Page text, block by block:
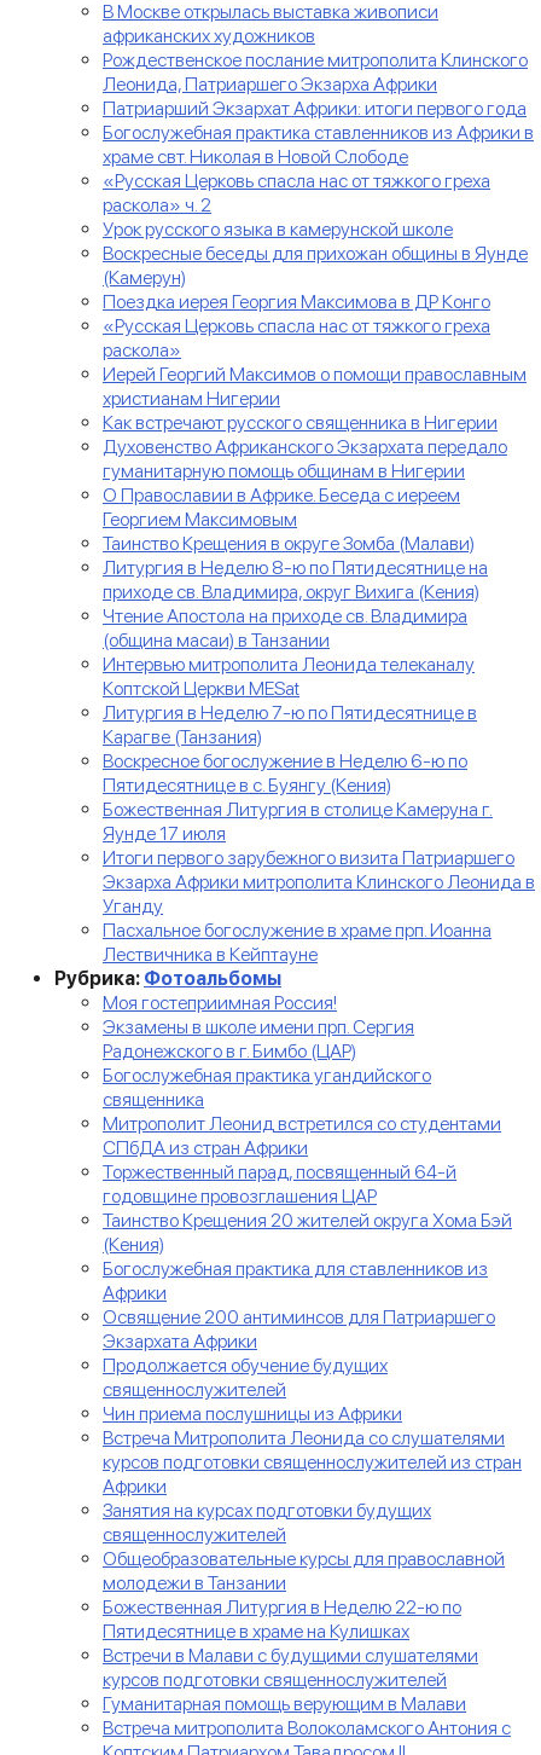
В Москве открылась выставка живописи
африканских художников
Рождественское послание митрополита Клинского
Леонида, Патриаршего Экзарха Африки
Патриарший Экзархат Африки: итоги первого года
Богослужебная практика ставленников из Африки в
храме свт. Николая в Новой Слободе
«Русская Церковь спасла нас от тяжкого греха
раскола» ч. 2
Урок русского языка в камерунской школе
Воскресные беседы для прихожан общины в Яунде
(Камерун)
Поездка иерея Георгия Максимова в ДР Конго
«Русская Церковь спасла нас от тяжкого греха
раскола»
Иерей Георгий Максимов о помощи православным
христианам Нигерии
Как встречают русского священника в Нигерии
Духовенство Африканского Экзархата передало
гуманитарную помощь общинам в Нигерии
О Православии в Африке. Беседа с иереем
Георгием Максимовым
Таинство Крещения в округе Зомба (Малави)
Литургия в Неделю 8-ю по Пятидесятнице на
приходе св. Владимира, округ Вихига (Кения)
Чтение Апостола на приходе св. Владимира
(община масаи) в Танзании
Интервью митрополита Леонида телеканалу
Коптской Церкви MESat
Литургия в Неделю 7-ю по Пятидесятнице в
Карагве (Танзания)
Воскресное богослужение в Неделю 6-ю по
Пятидесятнице в с. Буянгу (Кения)
Божественная Литургия в столице Камеруна г.
Яунде 17 июля
Итоги первого зарубежного визита Патриаршего
Экзарха Африки митрополита Клинского Леонида в
Уганду
Пасхальное богослужение в храме прп. Иоанна
Лествичника в Кейптауне
Рубрика: Фотоальбомы
Моя гостеприимная Россия!
Экзамены в школе имени прп. Сергия
Радонежского в г. Бимбо (ЦАР)
Богослужебная практика угандийского
священника
Митрополит Леонид встретился со студентами
СПбДА из стран Африки
Торжественный парад, посвященный 64-й
годовщине провозглашения ЦАР
Таинство Крещения 20 жителей округа Хома Бэй
(Кения)
Богослужебная практика для ставленников из
Африки
Освящение 200 антиминсов для Патриаршего
Экзархата Африки
Продолжается обучение будущих
священнослужителей
Чин приема послушницы из Африки
Встреча Митрополита Леонида со слушателями
курсов подготовки священнослужителей из стран
Африки
Занятия на курсах подготовки будущих
священнослужителей
Общеобразовательные курсы для православной
молодежи в Танзании
Божественная Литургия в Неделю 22-ю по
Пятидесятнице в храме на Кулишках
Встречи в Малави с будущими слушателями
курсов подготовки священнослужителей
Гуманитарная помощь верующим в Малави
Встреча митрополита Волоколамского Антония с